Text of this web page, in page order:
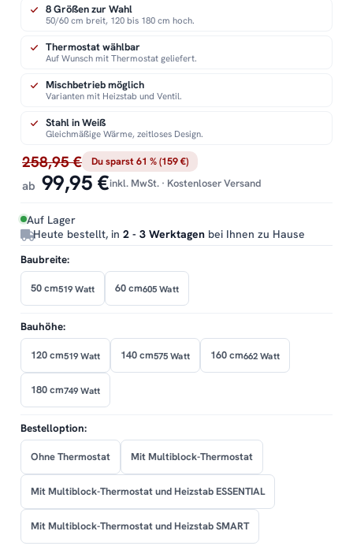
258,95 € Du sparst 61 % (159 €)
ab 99,95 €inkl. MwSt. · Kostenloser Versand
Auf Lager
Heute bestellt, in 2 - 3 Werktagen bei Ihnen zu Hause
8 Größen zur Wahl
50/60 cm breit, 120 bis 180 cm hoch.
Thermostat wählbar
Auf Wunsch mit Thermostat geliefert.
Mischbetrieb möglich
Varianten mit Heizstab und Ventil.
Stahl in Weiß
Gleichmäßige Wärme, zeitloses Design.
Baubreite:
50 cm519 Watt 60 cm605 Watt
Bauhöhe:
120 cm519 Watt 140 cm575 Watt 160 cm662 Watt
180 cm749 Watt
Bestelloption:
Ohne Thermostat Mit Multiblock-Thermostat
Mit Multiblock-Thermostat und Heizstab ESSENTIAL
Mit Multiblock-Thermostat und Heizstab SMART